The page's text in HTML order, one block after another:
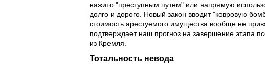
нажито "преступным путем" или напрямую
долго и дорого. Новый закон вводит "ковровую
стоимость арестуемого имущества вообще не
подтверждает наш прогноз на завершение этапа
из Кремля.
Тотальность невода